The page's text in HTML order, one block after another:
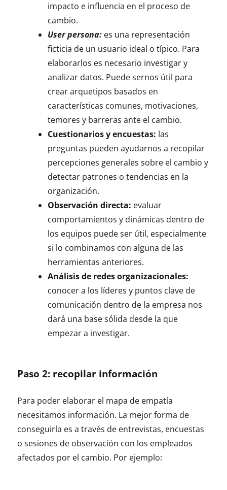
impacto e influencia en el proceso de
cambio.
User persona: es una representación
ficticia de un usuario ideal o típico. Para
elaborarlos es necesario investigar y
analizar datos. Puede sernos útil para
crear arquetipos basados en
características comunes, motivaciones,
temores y barreras ante el cambio.
Cuestionarios y encuestas: las
preguntas pueden ayudarnos a recopilar
percepciones generales sobre el cambio y
detectar patrones o tendencias en la
organización.
Observación directa: evaluar
comportamientos y dinámicas dentro de
los equipos puede ser útil, especialmente
si lo combinamos con alguna de las
herramientas anteriores.
Análisis de redes organizacionales:
conocer a los líderes y puntos clave de
comunicación dentro de la empresa nos
dará una base sólida desde la que
empezar a investigar.
Paso 2: recopilar información
Para poder elaborar el mapa de empatía
necesitamos información. La mejor forma de
conseguirla es a través de entrevistas, encuestas
o sesiones de observación con los empleados
afectados por el cambio. Por ejemplo: